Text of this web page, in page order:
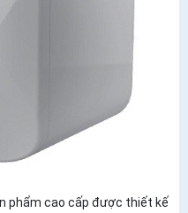
phẩm cao cấp được thiết kế